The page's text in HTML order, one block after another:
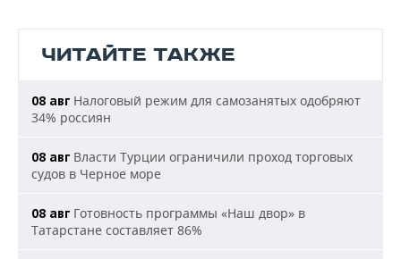
ЧИТАЙТЕ ТАКЖЕ
08 авг Налоговый режим для самозанятых одобряют
34% россиян
08 авг Власти Турции ограничили проход торговых
судов в Черное море
08 авг Готовность программы «Наш двор» в
Татарстане составляет 86%